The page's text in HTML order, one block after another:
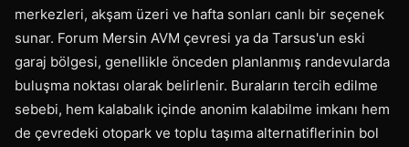
merkezleri, akşam üzeri ve hafta sonları canlı bir seçenek
sunar. Forum Mersin AVM çevresi ya da Tarsus'un eski
garaj bölgesi, genellikle önceden planlanmış randevularda
buluşma noktası olarak belirlenir. Buraların tercih edilme
sebebi, hem kalabalık içinde anonim kalabilme imkanı hem
de çevredeki otopark ve toplu taşıma alternatiflerinin bol